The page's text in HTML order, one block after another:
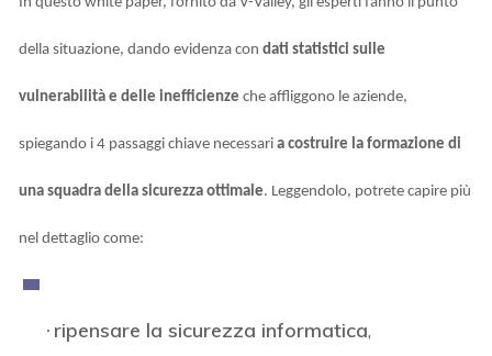
della situazione, dando evidenza condati statistici sulle
vulnerabilità e delle inefficienze che affliggono le aziende,
spiegando i 4 passaggi chiave necessaria costruire la formazione di
una squadra della sicurezza ottimale. Leggendolo, potrete capire più
nel dettaglio come:
· ripensare la sicurezza informatica,